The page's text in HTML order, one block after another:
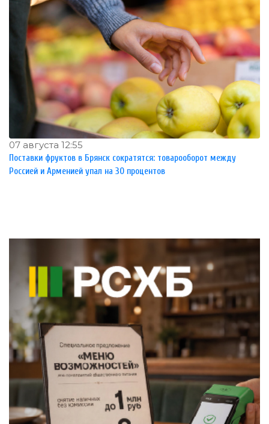
07 августа 12:55
Поставки фруктов в Брянск сократятся: товарооборот между
Россией и Арменией упал на 30 процентов